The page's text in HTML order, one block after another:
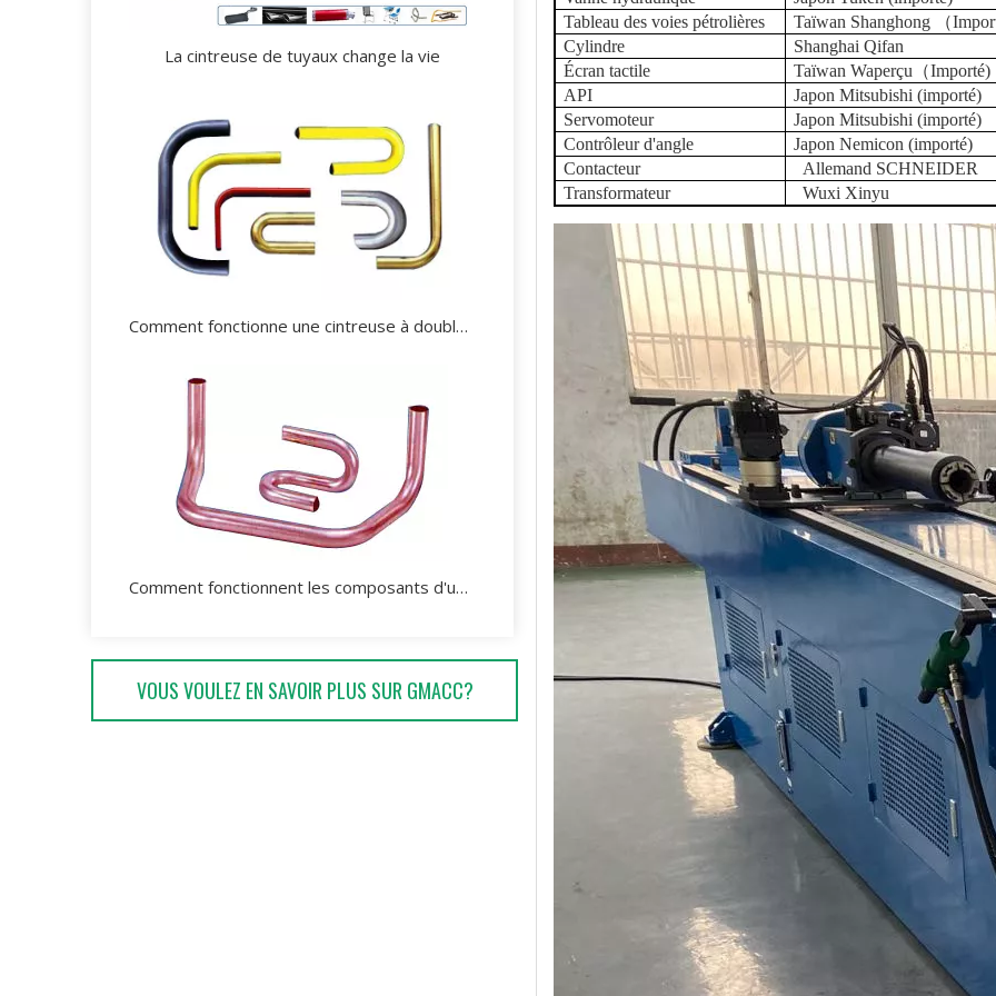
La cintreuse de tuyaux change la vie
Comment fonctionne une cintreuse à double tête
Comment fonctionnent les composants d'une cintreuse de tubes?
VOUS VOULEZ EN SAVOIR PLUS SUR GMACC?
Tableau des voies pétrolières
Taïwan Shanghong （
Cylindre
Shanghai Qifan
Écran tactile
Taïwan Waperçu （Importé)
API
Japon Mitsubishi (importé)
Servomoteur
Japon Mitsubishi (importé)
Contrôleur d'angle
Japon Nemicon (importé)
Contacteur
Allemand SCHNEIDER
Transformateur
Wuxi Xinyu